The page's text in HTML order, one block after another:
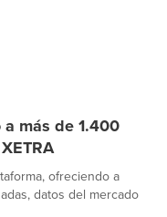
más de 1.400
ofreciendo a
datos del mercado